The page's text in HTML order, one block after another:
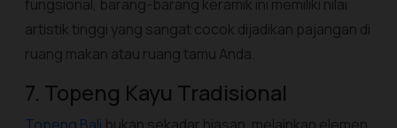
fungsional, barang-barang keramik ini memiliki nilai
artistik tinggi yang sangat cocok dijadikan pajangan di
ruang makan atau ruang tamu Anda.
7. Topeng Kayu Tradisional